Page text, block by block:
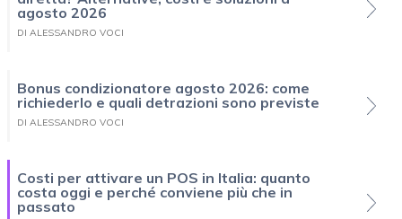
agosto 2026
DI ALESSANDRO VOCI
Bonus condizionatore agosto 2026: come
richiederlo e quali detrazioni sono previste
DI ALESSANDRO VOCI
Costi per attivare un POS in Italia: quanto
costa oggi e perché conviene più che in
passato